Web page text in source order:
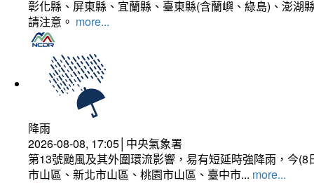
彰化縣、屏東縣、宜蘭縣、臺東縣(含蘭嶼、綠島)、澎湖
請注意。 more...
降雨
2026-08-08, 17:05│中央氣象署
第13號颱風及其外圍環流影響，易有短延時強降雨，今
市山區、新北市山區、桃園市山區、臺中市... more...